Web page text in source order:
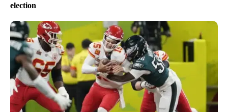
election